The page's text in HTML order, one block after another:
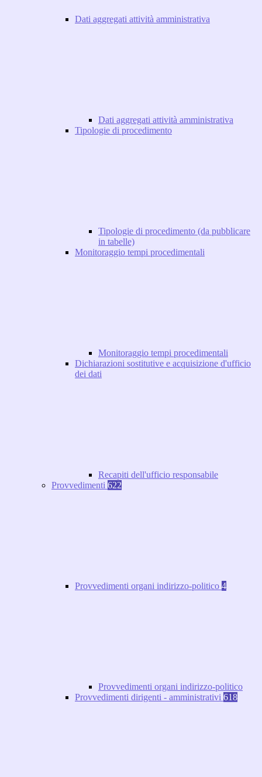
Dati aggregati attività amministrativa
Dati aggregati attività amministrativa
Tipologie di procedimento
Tipologie di procedimento (da pubblicare
in tabelle)
Monitoraggio tempi procedimentali
Monitoraggio tempi procedimentali
Dichiarazioni sostitutive e acquisizione d'ufficio
dei dati
Recapiti dell'ufficio responsabile
Provvedimenti 622
Provvedimenti organi indirizzo-politico 4
Provvedimenti organi indirizzo-politico
Provvedimenti dirigenti - amministrativi 618